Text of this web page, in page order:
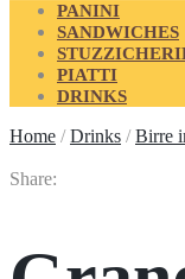
PANINI
SANDWICHES
PIATTI
DRINKS
Home / Drinks / Birre
Share: